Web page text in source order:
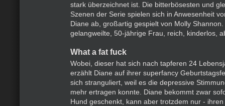
stark überzeichnet ist. Die bitterbösesten und
Szenen der Serie spielen sich in Anwesenheit
Diane ab, großartig gespielt von Molly
gelangweilte, 50-jährige Frau, reich, kinderlos,
What a fat fuck
Wobei, dieser hat sich nach tapferen 24
erzählt Diane auf ihrer superfancy
sich stranguliert, weil es die depressive
mehr ertragen konnte. Diane bekommt zwar
Hund geschenkt, kann aber trotzdem nur -